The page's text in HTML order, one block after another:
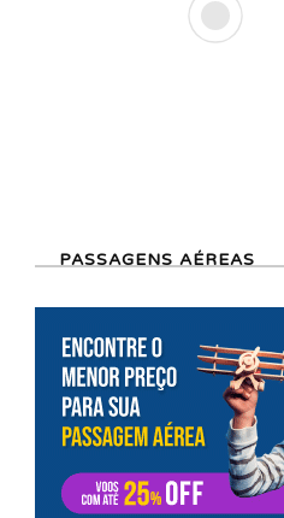
PASSAGENS AÉREAS